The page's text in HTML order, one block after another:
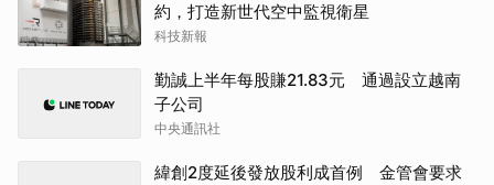
約，打造新世代空中監視衛星
科技新報
勤誠上半年每股賺21.83元 通過設立越南
子公司
中央通訊社
緯創2度延後發放股利成首例 金管會要求